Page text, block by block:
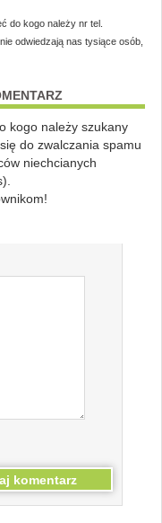
do kogo należy nr tel.
odwiedzają nas tysiące osób,
kogo należy szukany
do zwalczania spamu
niechcianych